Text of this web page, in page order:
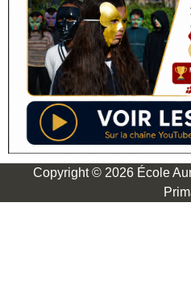
Copyright © 2026 École